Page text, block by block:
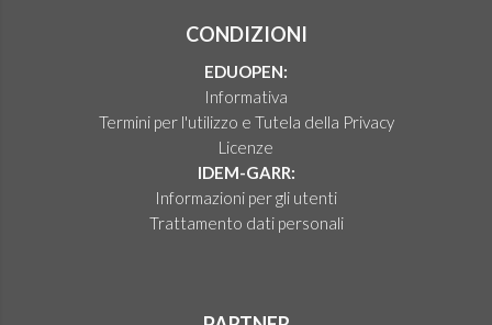
CONDIZIONI
EDUOPEN:
Informativa
Termini per l'utilizzo e Tutela della Privacy
Licenze
IDEM-GARR:
Informazioni per gli utenti
Trattamento dati personali